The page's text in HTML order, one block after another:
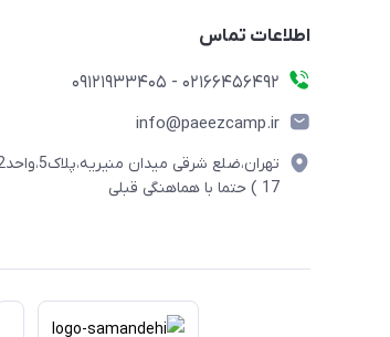
اطلاعات تماس
02166456492 - 09121933405
info@paeezcamp.ir
17 ) حتما با هماهنگی قبلی